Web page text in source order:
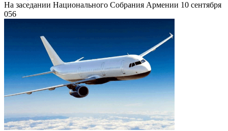
На заседании Национального Собрания Армении 10 сентября
056